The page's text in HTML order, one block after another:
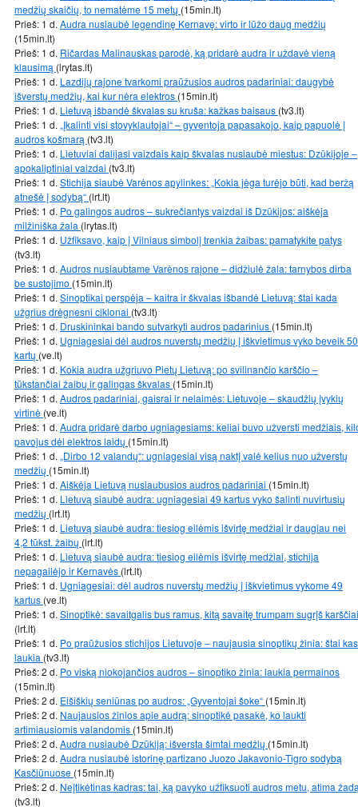
medžių skaičių, to nematėme 15 metų (15min.lt)
Prieš: 1 d. Audra nusiaubė legendinę Kernavę: virto ir lūžo daug medžių
(15min.lt)
Prieš: 1 d. Ričardas Malinauskas parodė, ką pridarė audra ir uždavė vieną
klausimą (lrytas.lt)
Prieš: 1 d. Lazdijų rajone tvarkomi praūžusios audros padariniai: daugybė
išverstų medžių, kai kur nėra elektros (15min.lt)
Prieš: 1 d. Lietuvą išbandė škvalas su kruša: kažkas baisaus (tv3.lt)
Prieš: 1 d. „Įkalinti visi stovyklautojai“ – gyventoja papasakojo, kaip papuolė į
audros košmarą (tv3.lt)
Prieš: 1 d. Lietuviai dalijasi vaizdais kaip škvalas nusiaubė miestus: Dzūkijoje –
apokaliptiniai vaizdai (tv3.lt)
Prieš: 1 d. Stichija siaubė Varėnos apylinkes: „Kokia jėga turėjo būti, kad beržą
atnešė į sodybą“ (lrt.lt)
Prieš: 1 d. Po galingos audros – sukrečiantys vaizdai iš Dzūkijos: aiškėja
milžiniška žala (lrytas.lt)
Prieš: 1 d. Užfiksavo, kaip į Vilniaus simbolį trenkia žaibas: pamatykite patys
(tv3.lt)
Prieš: 1 d. Audros nusiaubtame Varėnos rajone – didžiulė žala: tarnybos dirba
be sustojimo (15min.lt)
Prieš: 1 d. Sinoptikai perspėja – kaitra ir škvalas išbandė Lietuvą: štai kada
užgrius drėgnesni ciklonai (tv3.lt)
Prieš: 1 d. Druskininkai bando sutvarkyti audros padarinius (15min.lt)
Prieš: 1 d. Ugniagesiai dėl audros nuverstų medžių į iškvietimus vyko beveik 50
kartų (ve.lt)
Prieš: 1 d. Kokia audra užgriuvo Pietų Lietuvą: po svilinančio karščio –
tūkstančiai žaibų ir galingas škvalas (15min.lt)
Prieš: 1 d. Audros padariniai, gaisrai ir nelaimės: Lietuvoje – skaudžių įvykių
virtinė (ve.lt)
Prieš: 1 d. Audra pridarė darbo ugniagesiams: keliai buvo užversti medžiais,
pavojus dėl elektros laidų (15min.lt)
Prieš: 1 d. „Dirbo 12 valandų“: ugniagesiai visą naktį valė kelius nuo užverstų
medžių (15min.lt)
Prieš: 1 d. Aiškėja Lietuvą nusiaubusios audros padariniai (15min.lt)
Prieš: 1 d. Lietuvą siaubė audra: ugniagesiai 49 kartus vyko šalinti nuvirtusių
medžių (lrt.lt)
Prieš: 1 d. Lietuvą siaubė audra: tiesiog eilėmis išvirtę medžiai ir daugiau nei
4,2 tūkst. žaibų (lrt.lt)
Prieš: 1 d. Lietuvą siaubė audra: tiesiog eilėmis išvirtę medžiai, stichija
nepagailėjo ir Kernavės (lrt.lt)
Prieš: 1 d. Ugniagesiai: dėl audros nuverstų medžių į iškvietimus vykome 49
kartus (ve.lt)
Prieš: 1 d. Sinoptikė: savaitgalis bus ramus, kitą savaitę trumpam sugrįš karščiai
(lrt.lt)
Prieš: 1 d. Po praūžusios stichijos Lietuvoje – naujausia sinoptikų žinia: štai kas
laukia (tv3.lt)
Prieš: 2 d. Po viską niokojančios audros – sinoptiko žinia: laukia permainos
(15min.lt)
Prieš: 2 d. Eišiškių seniūnas po audros: „Gyventojai šoke“ (15min.lt)
Prieš: 2 d. Naujausios žinios apie audrą: sinoptikė pasakė, ko laukti
artimiausiomis valandomis (15min.lt)
Prieš: 2 d. Audra nusiaubė Dzūkiją: išversta šimtai medžių (15min.lt)
Prieš: 2 d. Audra nusiaubė istorinę partizano Juozo Jakavonio-Tigro sodybą
Kasčiūnuose (15min.lt)
Prieš: 2 d. Neįtikėtinas kadras: tai, ką pavyko užfiksuoti audros metu, atima
(tv3.lt)